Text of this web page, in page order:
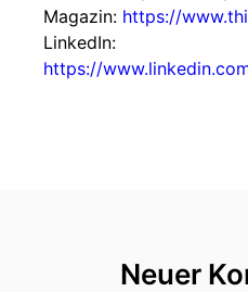
Magazin: https://
LinkedIn:
https://
Neuer